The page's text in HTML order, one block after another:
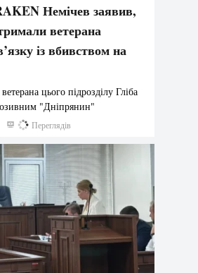
Немічев заявив,
ветерана
із вбивством на
цього підрозділу Гліба
"Дніпрянин"
177 Переглядів